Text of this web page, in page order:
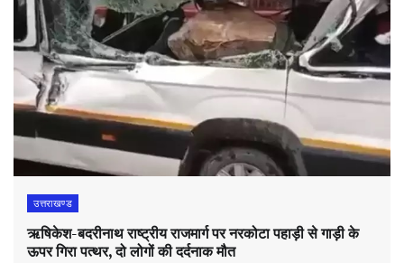
उत्तराखण्ड
ऋषिकेश-बदरीनाथ राष्ट्रीय राजमार्ग पर नरकोटा पहाड़ी से गाड़ी के
ऊपर गिरा पत्थर, दो लोगों की दर्दनाक मौत